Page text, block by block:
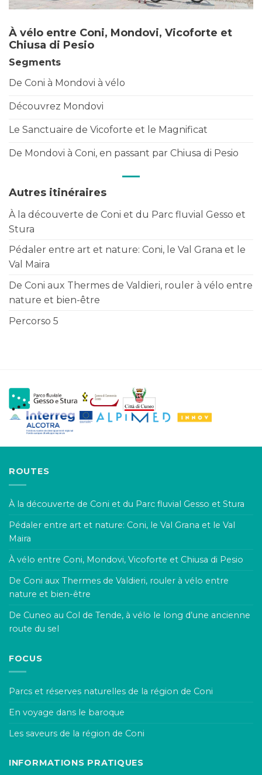
À vélo entre Coni, Mondovi, Vicoforte et
Chiusa di Pesio
Segments
De Coni à Mondovi à vélo
Découvrez Mondovi
Le Sanctuaire de Vicoforte et le Magnificat
De Mondovi à Coni, en passant par Chiusa di Pesio
Autres itinéraires
À la découverte de Coni et du Parc fluvial Gesso et
Stura
Pédaler entre art et nature: Coni, le Val Grana et le
Val Maira
De Coni aux Thermes de Valdieri, rouler à vélo entre
nature et bien-être
Percorso 5
ROUTES
À la découverte de Coni et du Parc fluvial Gesso et Stura
Pédaler entre art et nature: Coni, le Val Grana et le Val
Maira
À vélo entre Coni, Mondovi, Vicoforte et Chiusa di Pesio
De Coni aux Thermes de Valdieri, rouler à vélo entre
nature et bien-être
De Cuneo au Col de Tende, à vélo le long d’une ancienne
route du sel
FOCUS
Parcs et réserves naturelles de la région de Coni
En voyage dans le baroque
Les saveurs de la région de Coni
INFORMATIONS PRATIQUES